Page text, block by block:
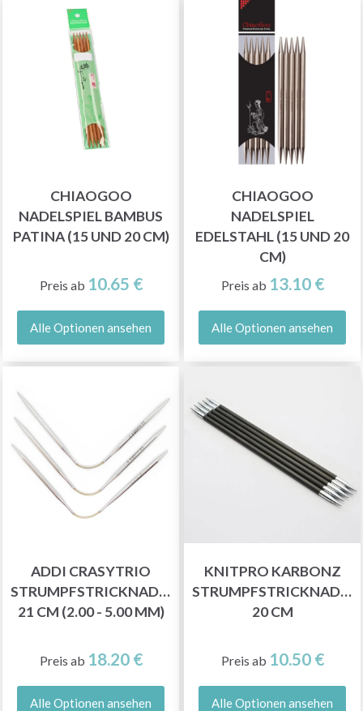
CHIAOGOO
NADELSPIEL BAMBUS
PATINA (15 UND 20 CM)
Preis ab 10.65 €
Alle Optionen ansehen
CHIAOGOO
NADELSPIEL
EDELSTAHL (15 UND 20
CM)
Preis ab 13.10 €
Alle Optionen ansehen
ADDI CRASYTRIO
STRUMPFSTRICKNADELN,
21 CM (2.00 - 5.00 MM)
Preis ab 18.20 €
Alle Optionen ansehen
KNITPRO KARBONZ
20 CM
Preis ab 10.50 €
Alle Optionen ansehen
Sparen Sie bis zu 50%
Werden Sie Teil unserer Garn-Community
und erhalten Sie exklusiven Zugang zu